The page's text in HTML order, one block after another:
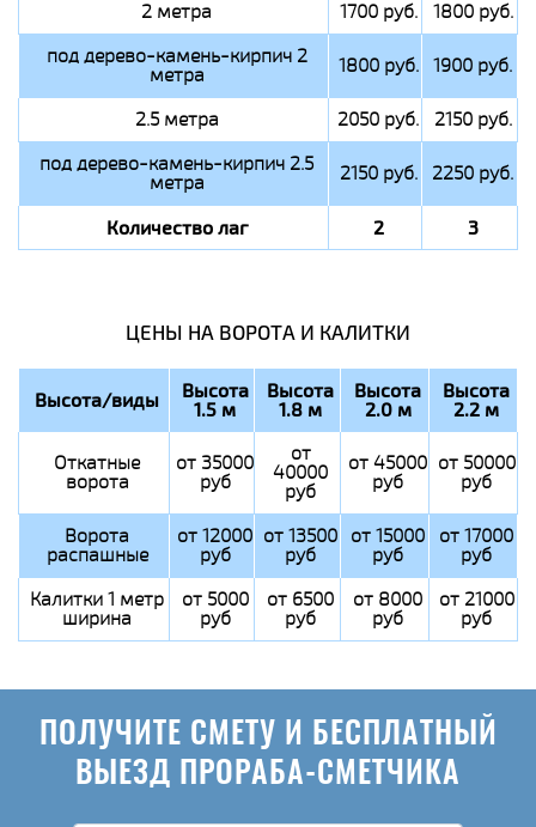
2 метра 1700 руб.
1800 руб.
под дерево-камень-кирпич 2
метра 1800 руб. 1900 руб.
2.5 метра 2050 руб.
2150 руб.
под дерево-камень-кирпич 2.5
метра 2150 руб. 2250 руб.
Количество лаг 2 3
ЦЕНЫ НА ВОРОТА И КАЛИТКИ
Высота/виды Высота
1.5 м
Высота
1.8 м
Высота
2.0 м
Высота
2.2 м
Откатные
ворота
от 35000
руб
от
40000
руб
от 45000
руб
от 50000
руб
Ворота
распашные
от 12000
руб
от 13500
руб
от 15000
руб
от 17000
руб
Калитки 1 метр
ширина
от 5000
руб
от 6500
руб
от 8000
руб
от 21000
руб
ПОЛУЧИТЕ СМЕТУ И БЕСПЛАТНЫЙ
ВЫЕЗД ПРОРАБА-СМЕТЧИКА